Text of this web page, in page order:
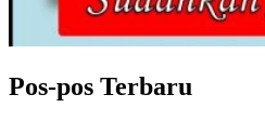
Pos-pos Terbaru